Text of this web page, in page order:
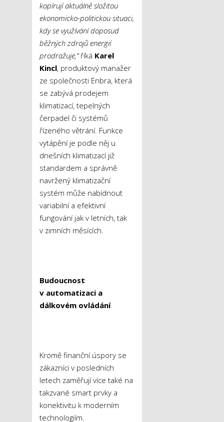
kopírují aktuálně složitou
ekonomicko-politickou situaci,
kdy se využívání doposud
běžných zdrojů energií
prodražuje,“říká Karel
Kincl, produktový manažer
ze společnosti Enbra, která
se zabývá prodejem
klimatizací, tepelných
čerpadel či systémů
řízeného větrání. Funkce
vytápění je podle něj u
dnešních klimatizací již
standardem a správně
navržený klimatizační
systém může nabídnout
variabilní a efektivní
fungování jak v letních, tak
v zimních měsících.
Budoucnost
v automatizaci a
dálkovém ovládání
Kromě finanční úspory se
zákazníci v posledních
letech zaměřují více také na
takzvané smart prvky a
konektivitu k moderním
technologiím.